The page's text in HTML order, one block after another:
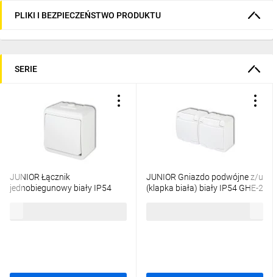
PLIKI I BEZPIECZEŃSTWO PRODUKTU
SERIE
JUNIOR Łącznik
jednobiegunowy biały IP54
JUNIOR Gniazdo podwójne z/u
(klapka biała) biały IP54 GHE-2